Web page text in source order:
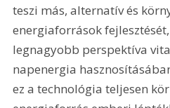
teszi más, alternatív és
energiaforrások
legnagyobb perspektíva
napenergia
ez a technológia teljesen